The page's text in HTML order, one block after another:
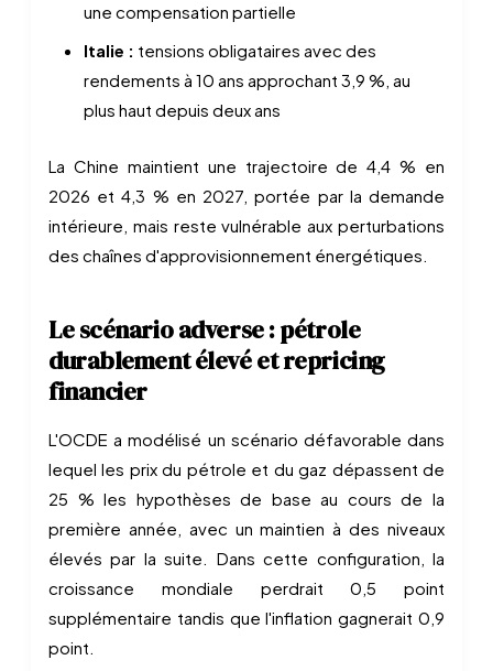
une compensation partielle
Italie : tensions obligataires avec des
rendements à 10 ans approchant 3,9 %, au
plus haut depuis deux ans
La Chine maintient une trajectoire de 4,4 % en
2026 et 4,3 % en 2027, portée par la demande
intérieure, mais reste vulnérable aux perturbations
des chaînes d'approvisionnement énergétiques.
Le scénario adverse : pétrole
durablement élevé et repricing
financier
L'OCDE a modélisé un scénario défavorable dans
lequel les prix du pétrole et du gaz dépassent de
25 % les hypothèses de base au cours de la
première année, avec un maintien à des niveaux
élevés par la suite. Dans cette configuration, la
croissance mondiale perdrait 0,5 point
supplémentaire tandis que l'inflation gagnerait 0,9
point.